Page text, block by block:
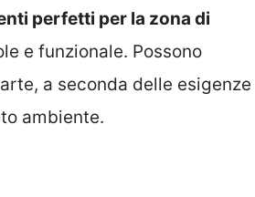
perfetti per la zona di
e funzionale. Possono
a seconda delle esigenze
ambiente.